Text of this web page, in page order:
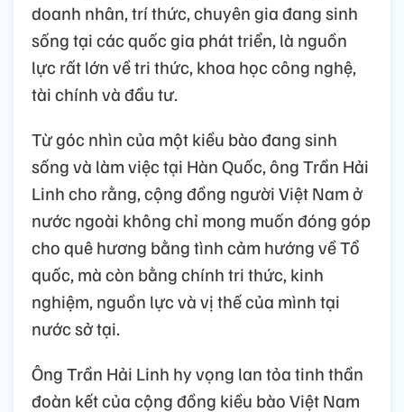
doanh nhân, trí thức, chuyên gia đang sinh
sống tại các quốc gia phát triển, là nguồn
lực rất lớn về tri thức, khoa học công nghệ,
tài chính và đầu tư.
Từ góc nhìn của một kiều bào đang sinh
sống và làm việc tại Hàn Quốc, ông Trần Hải
Linh cho rằng, cộng đồng người Việt Nam ở
nước ngoài không chỉ mong muốn đóng góp
cho quê hương bằng tình cảm hướng về Tổ
quốc, mà còn bằng chính tri thức, kinh
nghiệm, nguồn lực và vị thế của mình tại
nước sở tại.
Ông Trần Hải Linh hy vọng lan tỏa tinh thần
đoàn kết của cộng đồng kiều bào Việt Nam